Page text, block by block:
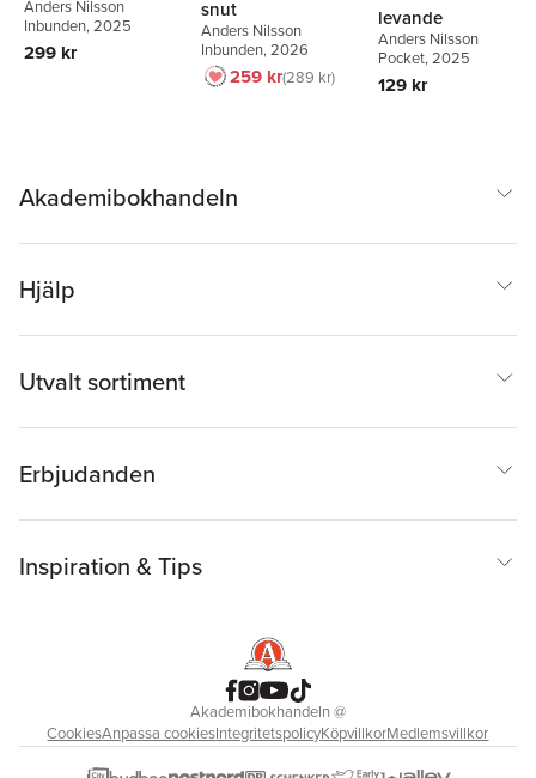
Anders Nilsson
Inbunden, 2025
299 kr
snut
Anders Nilsson
Inbunden, 2026
259 kr289 kr
levande
Anders Nilsson
Pocket, 2025
129 kr
Akademibokhandeln
Hjälp
Utvalt sortiment
Erbjudanden
Inspiration & Tips
Akademibokhandeln@
CookiesAnpassa cookiesIntegritetspolicyKöpvillkorMedlemsvillkor